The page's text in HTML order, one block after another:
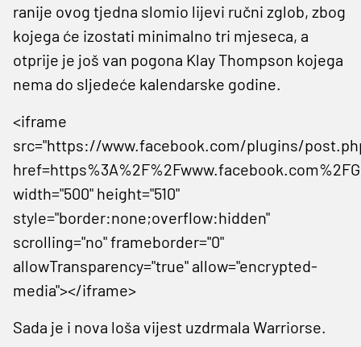
ranije ovog tjedna slomio lijevi ručni zglob, zbog
kojega će izostati minimalno tri mjeseca, a
otprije je još van pogona Klay Thompson kojega
nema do sljedeće kalendarske godine.
<iframe
src="https://www.facebook.com/plugins/
width="500" height="510"
style="border:none;overflow:hidden"
scrolling="no" frameborder="0"
allowTransparency="true" allow="encrypted-
media"></iframe>
Sada je i nova loša vijest uzdrmala Warriorse.